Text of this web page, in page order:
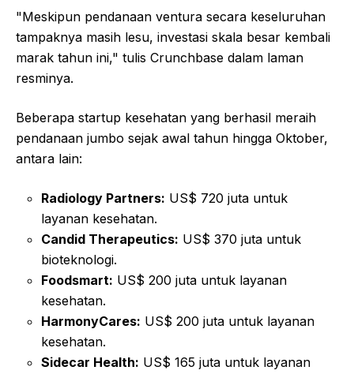
"Meskipun pendanaan ventura secara keseluruhan
tampaknya masih lesu, investasi skala besar kembali
marak tahun ini," tulis Crunchbase dalam laman
resminya.
Beberapa startup kesehatan yang berhasil meraih
pendanaan jumbo sejak awal tahun hingga Oktober,
antara lain:
Radiology Partners: US$ 720 juta untuk
layanan kesehatan.
Candid Therapeutics: US$ 370 juta untuk
bioteknologi.
Foodsmart: US$ 200 juta untuk layanan
kesehatan.
HarmonyCares: US$ 200 juta untuk layanan
kesehatan.
Sidecar Health: US$ 165 juta untuk layanan